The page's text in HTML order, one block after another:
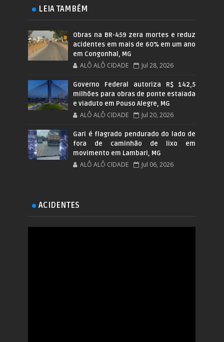
LEIA TAMBÉM
Obras na BR-459 zera mortes e reduz
acidentes em mais de 60% em um ano
em Congonhal, MG
ALÔ ALÔ CIDADE Jul 28, 2026
Governo Federal autoriza R$ 142,5
milhões para obras de ponte estaiada
e viaduto em Pouso Alegre, MG
ALÔ ALÔ CIDADE Jul 20, 2026
Gari é flagrado pendurado do lado de
fora de caminhão de lixo em
movimento em Lambari, MG
ALÔ ALÔ CIDADE Jul 06, 2026
ACIDENTES